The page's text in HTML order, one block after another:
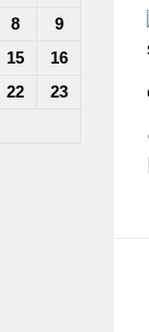
8
9
15
16
22
23